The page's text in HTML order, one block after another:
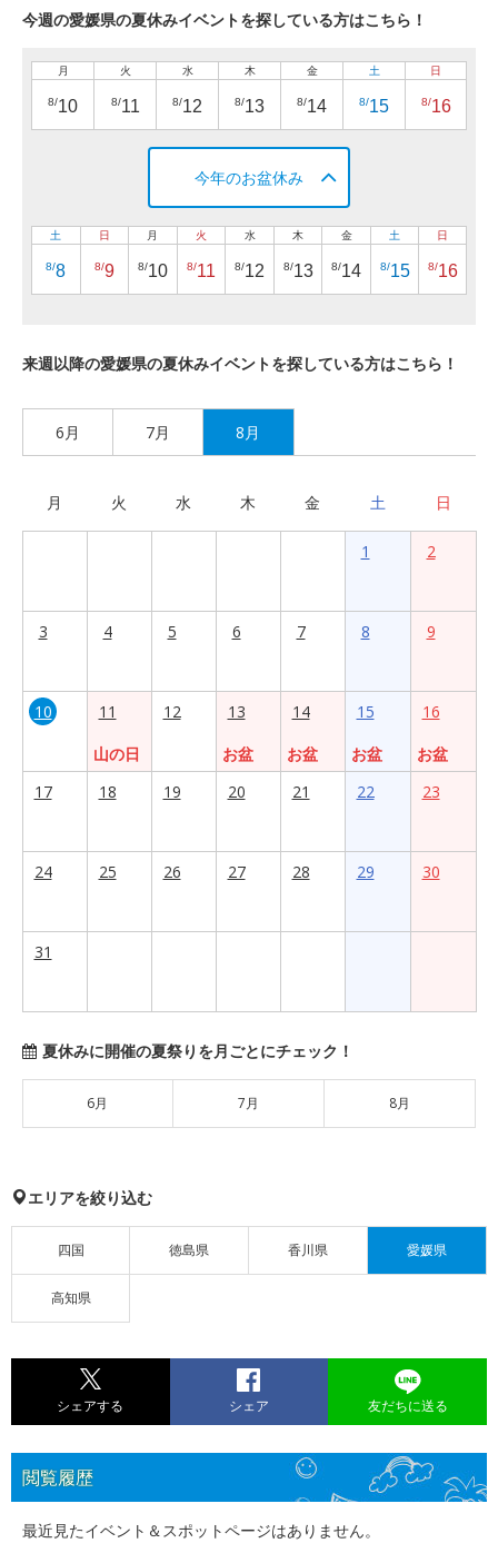
今週の愛媛県の夏休みイベントを探している方はこちら！
月
8/10
火
8/11
水
8/12
木
8/13
金
8/14
土
8/15
日
8/16
今年のお盆休み
土
8/8
日
8/9
月
8/10
火
8/11
水
8/12
木
8/13
金
8/14
土
8/15
日
8/16
来週以降の愛媛県の夏休みイベントを探している方はこちら！
6月 7月 8月
月 火 水 木 金 土 日
1 2
3 4 5 6 7 8 9
10
11
山の日
12
13
お盆
14
お盆
15
お盆
16
お盆
17
18 19 20 21 22 23
24 25 26 27 28 29 30
31
夏休みに開催の夏祭りを月ごとにチェック！
6月 7月 8月
エリアを絞り込む
四国 徳島県 香川県 愛媛県
高知県
シェアする シェア 友だちに送る
閲覧履歴
最近見たイベント＆スポットページはありません。